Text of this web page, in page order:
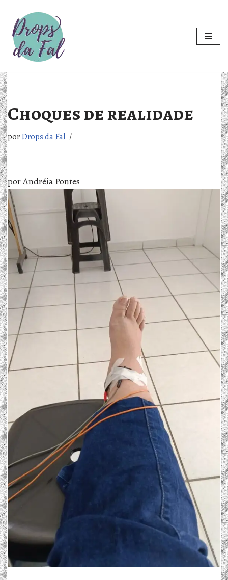
Pular
para
Choques de realidade
porDrops da Fal
por Andréia Pontes